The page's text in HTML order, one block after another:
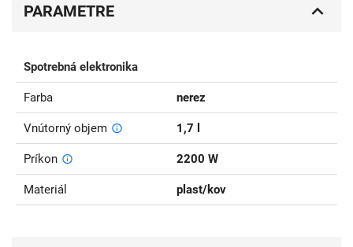
PARAMETRE
Spotrebná elektronika
Farba nerez
Vnútorný objem 1,7 l
Príkon 2200 W
Materiál plast/kov